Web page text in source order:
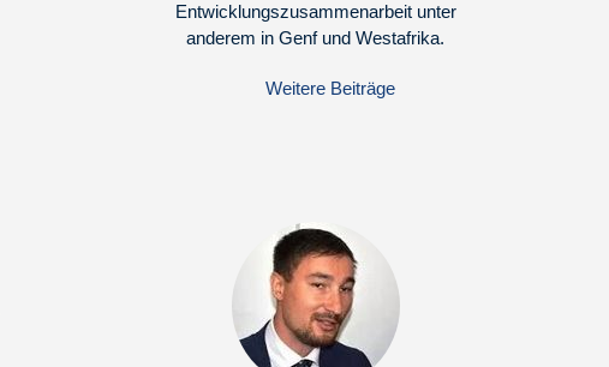
Entwicklungszusammenarbeit unter
anderem in Genf und Westafrika.
Weitere Beiträge